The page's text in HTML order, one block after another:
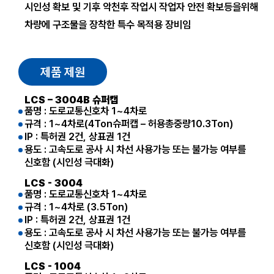
시인성 확보 및 기후 악천후 작업시 작업자 안전 확보등을위해
차량에 구조물을 장착한 특수 목적용 장비임
제품 제원
LCS – 3004B 슈퍼캡
품명 : 도로교통신호차 1~4차로
규격 : 1~4차로(4Ton슈퍼캡 – 허용총중량10.3Ton)
IP : 특허권 2건, 상표권 1건
용도 : 고속도로 공사 시 차선 사용가능 또는 불가능 여부를
신호함 (시인성 극대화)
LCS - 3004
품명 : 도로교통신호차 1~4차로
규격 : 1~4차로 (3.5Ton)
IP : 특허권 2건, 상표권 1건
용도 : 고속도로 공사 시 차선 사용가능 또는 불가능 여부를
신호함 (시인성 극대화)
LCS - 1004